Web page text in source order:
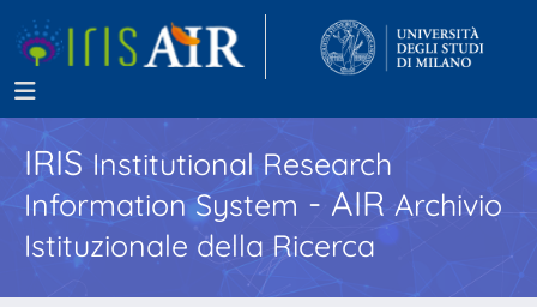
IRISInstitutional Research
Information System - AIR Archivio
Istituzionale della Ricerca